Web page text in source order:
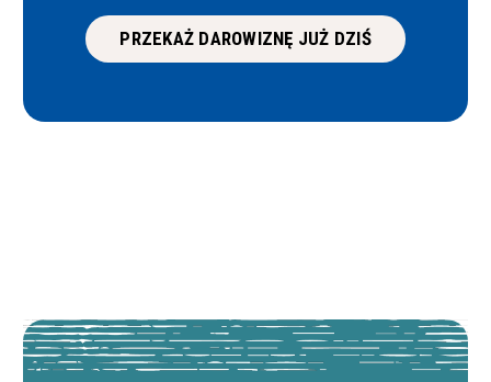
PRZEKAŻ DAROWIZNĘ JUŻ DZIŚ